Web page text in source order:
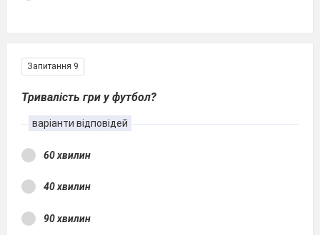
Запитання 9
Тривалість гри у футбол?
варіанти відповідей
60 хвилин
40 хвилин
90 хвилин